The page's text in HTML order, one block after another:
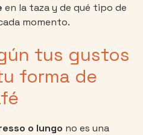
en la taza y de qué tipo de
momento.
tus gustos
forma de
o lungo no es una